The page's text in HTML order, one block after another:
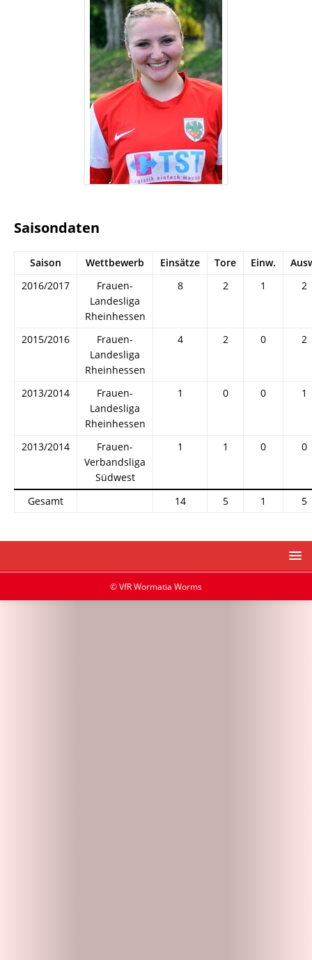
Saisondaten
Saison Wettbewerb Einsätze Tore Einw.
2016/2017
Frauen-
Landesliga
Rheinhessen
8 2 1 2
2015/2016
Frauen-
Landesliga
Rheinhessen
4 2 0 2
2013/2014
Frauen-
Landesliga
Rheinhessen
1 0 0 1
2013/2014
Frauen-
Verbandsliga
Südwest
1 1 0 0
Gesamt 14 5 1 5
© VfR Wormatia Worms